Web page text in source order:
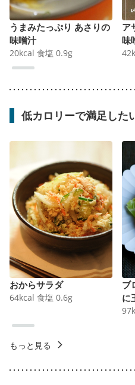
うまみたっぷり あさりの
味噌汁
20kcal 食塩 0.9g
ア
味
42
低カロリーで満足した
おからサラダ
64kcal 食塩 0.6g
ブ
に
97
もっと見る